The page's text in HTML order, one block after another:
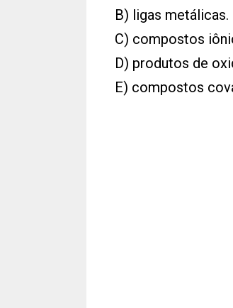
B) ligas metálicas.
C) compostos
D) produtos de
E) compostos